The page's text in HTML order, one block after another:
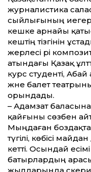
журналистика
сыйлығының
кешке арнайы
кештің тізгінін
жерлесі әрі
атындағы Қазақ
курс студенті,
және балет
орындады.
– Адамзат
қайғыны сөзбен
Мыңдаған
түгілі, көбісі
кет­ті. Осындай
батырлардың